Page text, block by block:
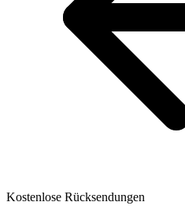
Kostenlose Rücksendungen